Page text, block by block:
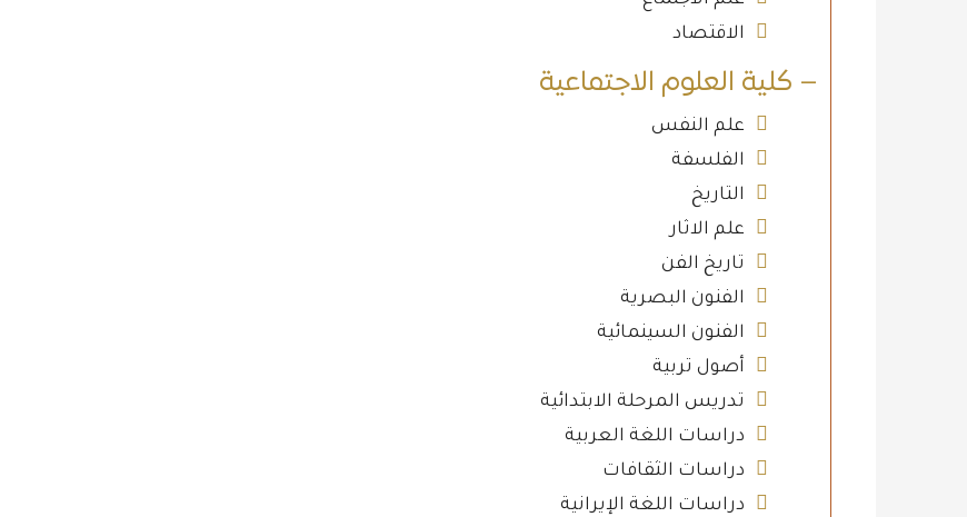
الاقتصاد
– كلية العلوم الاجتماعية
علم النفس
الفلسفة
التاريخ
علم الاثار
تاريخ الفن
الفنون البصرية
الفنون السينمائية
أصول تربية
تدريس المرحلة الابتدائية
دراسات اللغة العربية
دراسات الثقافات
دراسات اللغة الإيرانية